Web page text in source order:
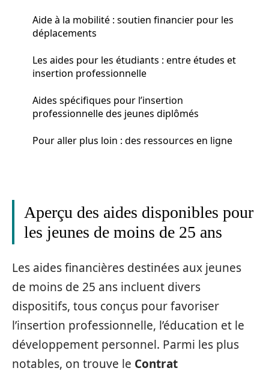
Aide à la mobilité : soutien financier pour les
déplacements
Les aides pour les étudiants : entre études et
insertion professionnelle
Aides spécifiques pour l’insertion
professionnelle des jeunes diplômés
Pour aller plus loin : des ressources en ligne
Aperçu des aides disponibles pour
les jeunes de moins de 25 ans
Les aides financières destinées aux jeunes
de moins de 25 ans incluent divers
dispositifs, tous conçus pour favoriser
l’insertion professionnelle, l’éducation et le
développement personnel. Parmi les plus
notables, on trouve le Contrat